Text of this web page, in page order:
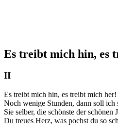
Es treibt mich hin, es
II
Es treibt mich hin, es treibt mich her!
Noch wenige Stunden, dann soll ich
Sie selber, die schönste der
Du treues Herz, was pochst du so